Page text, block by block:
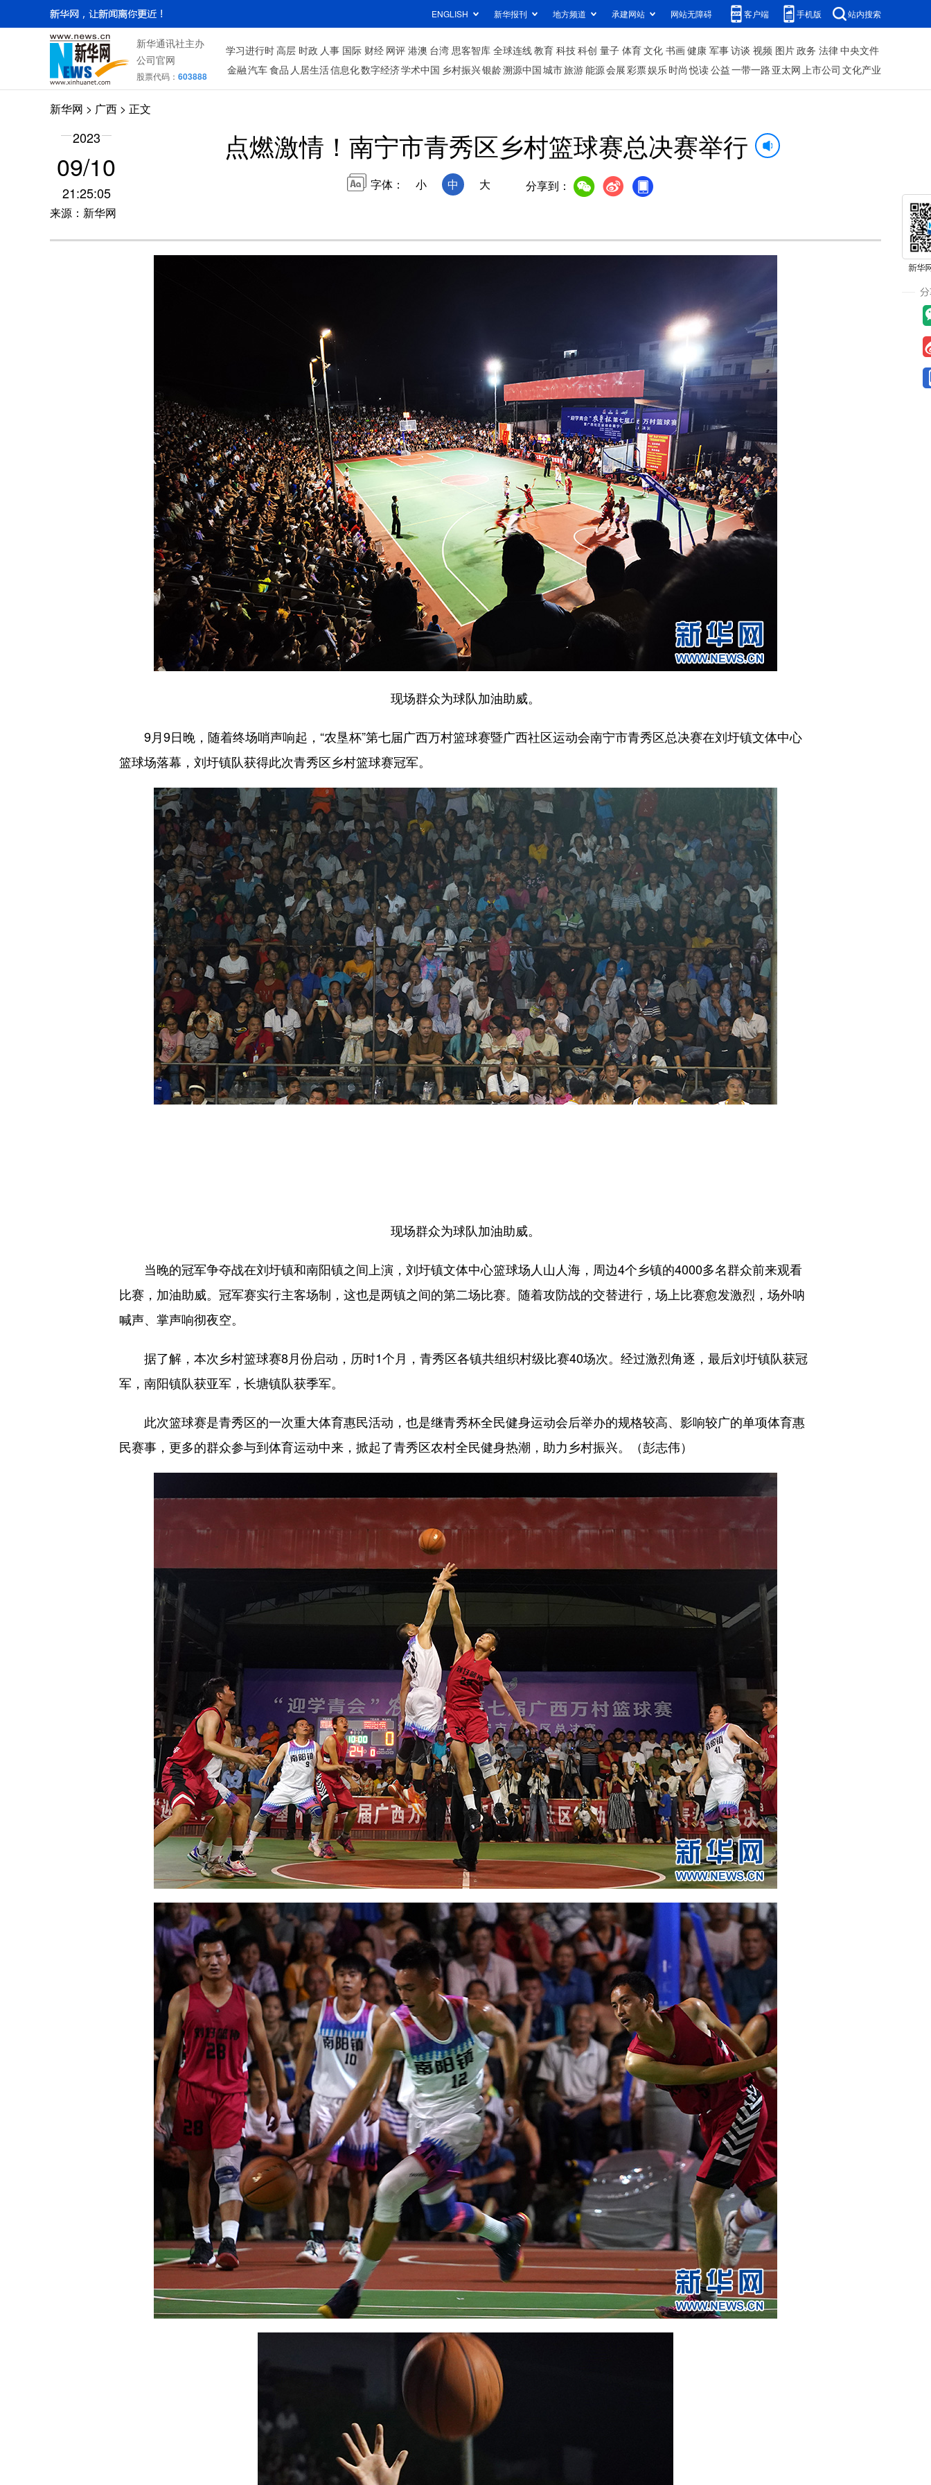
ENGLISH 新华报刊 地方频道 承建网站 网站无障碍 客户端 手机版 站内搜索
新华通讯社主办
公司官网
股票代码： 603888
学习进行时高层 时政 人事 国际 财经 网评 港澳 台湾 思客智库 全球连线教育 科技科创 量子 体育文化 书画健康 军事访谈 视频 图片政务 法律中央文件
金融汽车食品 人居生活信息化数字经济学术中国 乡村振兴银龄溯源中国城市旅游能源会展彩票娱乐时尚 悦读公益一带一路 亚太网上市公司 文化产业
新华网 > 广西 > 正文
2023
09/10
21:25:05
来源：新华网
点燃激情！南宁市青秀区乡村篮球赛总决赛举行
字体： 小 中 大 分享到：
现场群众为球队加油助威。
9月9日晚，随着终场哨声响起，“农垦杯”第七届广西万村篮球赛暨广西社区运动会南宁市青秀区总决赛在刘圩镇文体中心
篮球场落幕，刘圩镇队获得此次青秀区乡村篮球赛冠军。
现场群众为球队加油助威。
当晚的冠军争夺战在刘圩镇和南阳镇之间上演，刘圩镇文体中心篮球场人山人海，周边4个乡镇的4000多名群众前来观看
比赛，加油助威。冠军赛实行主客场制，这也是两镇之间的第二场比赛。随着攻防战的交替进行，场上比赛愈发激烈，场外呐
喊声、掌声响彻夜空。
据了解，本次乡村篮球赛8月份启动，历时1个月，青秀区各镇共组织村级比赛40场次。经过激烈角逐，最后刘圩镇队获冠
军，南阳镇队获亚军，长塘镇队获季军。
此次篮球赛是青秀区的一次重大体育惠民活动，也是继青秀杯全民健身运动会后举办的规格较高、影响较广的单项体育惠
民赛事，更多的群众参与到体育运动中来，掀起了青秀区农村全民健身热潮，助力乡村振兴。（彭志伟）